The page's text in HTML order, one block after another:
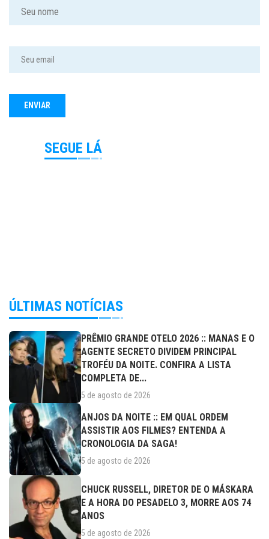
SEGUE LÁ
ÚLTIMAS NOTÍCIAS
PRÊMIO GRANDE OTELO 2026 :: MANAS E O
AGENTE SECRETO DIVIDEM PRINCIPAL
TROFÉU DA NOITE. CONFIRA A LISTA
COMPLETA DE...
5 de agosto de 2026
ANJOS DA NOITE :: EM QUAL ORDEM
ASSISTIR AOS FILMES? ENTENDA A
CRONOLOGIA DA SAGA!
5 de agosto de 2026
CHUCK RUSSELL, DIRETOR DE O MÁSKARA
E A HORA DO PESADELO 3, MORRE AOS 74
ANOS
5 de agosto de 2026